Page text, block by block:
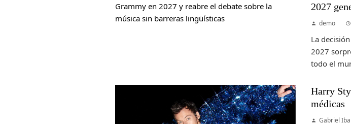
2027
demo
La
2027
todo el
Harry
médicas
Gabriel